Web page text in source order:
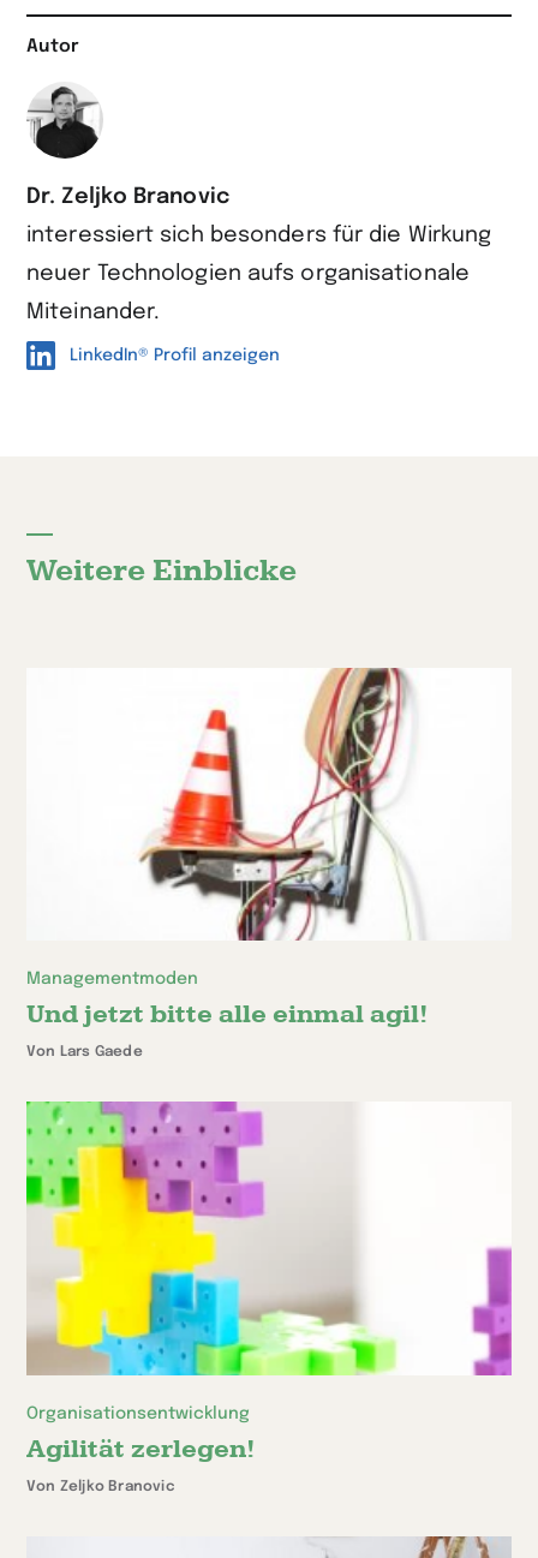
Autor
Dr. Zeljko Branovic
interessiert sich besonders für die Wirkung
neuer Technologien aufs organisationale
Miteinander.
LinkedIn® Profil anzeigen
Weitere Einblicke
Managementmoden
Und jetzt bitte alle einmal agil!
Von Lars Gaede
Organisationsentwicklung
Agilität zerlegen!
Von Zeljko Branovic